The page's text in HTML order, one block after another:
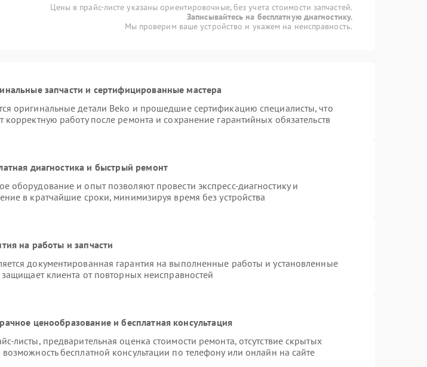
Цены в прайс-листе указаны ориентировочные, без учета стоимости запчастей.
Записывайтесь на бесплатную диагностику.
Мы проверим ваше устройство и укажем на неисправность.
запчасти и сертифицированные мастера
оригинальные детали Beko и прошедшие сертификацию специалисты, что
корректную работу после ремонта и сохранение гарантийных обязательств
диагностика и быстрый ремонт
оборудование и опыт позволяют провести экспресс-диагностику и
в кратчайшие сроки, минимизируя время без устройства
на работы и запчасти
документированная гарантия на выполненные работы и установленные
защищает клиента от повторных неисправностей
ценообразование и бесплатная консультация
листы, предварительная оценка стоимости ремонта, отсутствие скрытых
бесплатной консультации по телефону или онлайн на сайте